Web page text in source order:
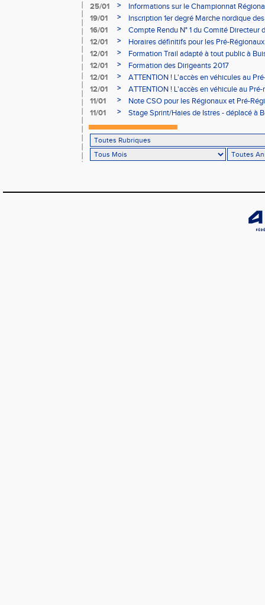
25/01
>
Informations sur le Championnat
05/02
19/01 >
Inscription 1er degré Marche nordique
03/02 (sous condition)
16/01 >
Compte Rendu N° 1 du Comité Directeur
12/01
>
Horaires définitifs pour les Pré-
Aubière
12/01 >
Formation Trail adapté à tout public à
12/01
>
Formation des Dirigeants 2017
12/01
>
ATTENTION ! L'accès en véhicules au
Bains sera réglementé
12/01 >
ATTENTION ! L'accès en véhicule au
Bains sera réglementé
11/01 >
Note CSO pour les Régionaux et Pré-
11/01
> Stage Sprint/Haies de Istres - déplacé à